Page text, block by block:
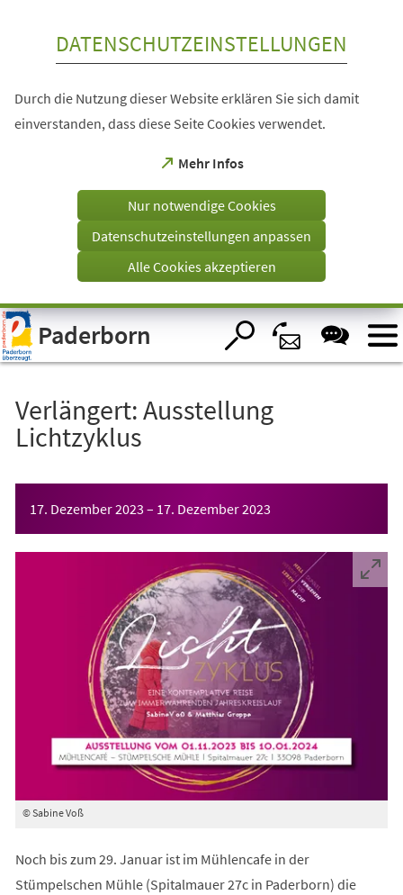
Visuelle
Assistenzsoftware
öffnen.
DATENSCHUTZEINSTELLUNGEN
Durch die Nutzung dieser Website erklären Sie sich damit
einverstanden, dass diese Seite Cookies verwendet.
Mehr Infos
(Öffnet
einem
Tab)
Nur notwendige Cookies
Datenschutzeinstellungen anpassen
Alle Cookies akzeptieren
Paderborn
Verlängert: Ausstellung
Lichtzyklus
17. Dezember 2023 – 17. Dezember 2023
© Sabine Voß
Noch bis zum 29. Januar ist im Mühlencafe in der
Stümpelschen Mühle (Spitalmauer 27c in Paderborn) die